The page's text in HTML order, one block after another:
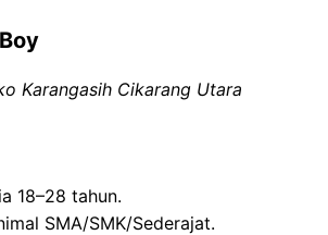
Karangasih Cikarang Utara
18–28 tahun.
SMA/SMK/Sederajat.